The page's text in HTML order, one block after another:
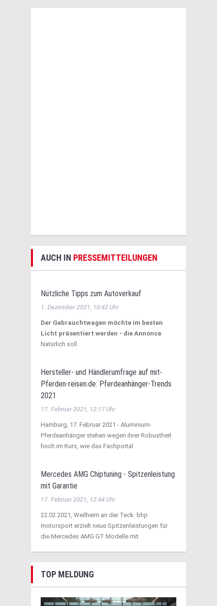
AUCH IN PRESSEMITTEILUNGEN
Nützliche Tipps zum Autoverkauf
1. Dezember 2021, 10:42 Uhr
Der Gebrauchtwagen möchte im besten
Licht präsentiert werden - die Annonce
Natürlich soll
Hersteller- und Händlerumfrage auf mit-
Pferden-reisen.de: Pferdeanhänger-Trends
2021
17. Februar 2021, 12:17 Uhr
Hamburg, 17. Februar 2021 - Aluminium-
Pferdeanhänger stehen wegen ihrer Robustheit
hoch im Kurs, wie das Fachportal
Mercedes AMG Chiptuning - Spitzenleistung
mit Garantie
17. Februar 2021, 12:44 Uhr
22.02.2021, Weilheim an der Teck: bhp
motorsport erzielt neue Spitzenleistungen für
die Mercedes AMG GT Modelle mit
TOP MELDUNG